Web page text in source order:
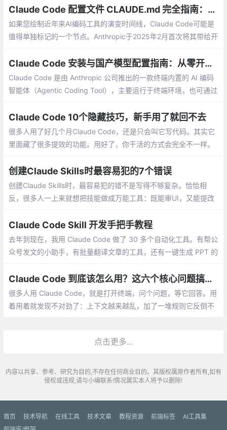
Claude Code 配置文件 CLAUDE.md 完全指南：从入门到最佳实践
如果您绘制近年来AI编码工具的演变时间线，Claude Code可能是
值得单独标记的一个节点。Anthropic于2025年2月首次将其带给开
覆盖更广泛的开发者受众。
Claude Code 安装与国产模型配置指南：从零开始体验 AI 编码智能体
Claude Code 是由 Anthropic 公司推出的一款终端内置的 AI 编码
智能体（Agentic Coding Tool），主要运行于终端环境，也可通过
Claude Code 10个隐藏技巧，新手用了就回不去
很多人用了好几个月Claude Code，还是只会叫它写代码。其实它
里面藏了很多提效的功能。用好了，你干活的方式会完全不一样。
创建Claude Skills时最容易犯的7个错误
创建Claude Skills时，最容易犯的错不是写得不够复杂。恰恰相
反，很多人一上来就想把技能做成万能工具：既能审UI，又能提改
做一点，但每件事都做得不够好。
Claude Code Skill 开发手把手教程
去年到现在，我用 Claude Code 做了 30 多个自动化工具。有帮公
众号发文的小助手，有批量翻译文章的工具，还有一键生成 PPT 的
坑。
Claude Code 到底该怎么用？这六个核心问题搞明白，就差不多了
很多人用 Claude Code，就是打开终端，问个问题，等它回答。用
着用着就发现不对劲了：上下文越来越乱，加了一堆规则它反倒不
点击更多...
内容以共享、参考、研究为目的,不存在任何商业目的。其版权属原作者所有,如有
侵权或违规,请与小编联系!情况属实本人将予以删除!
首页 技术导航 在线工具 技术文章 教程资源 前端标签
AI工具集